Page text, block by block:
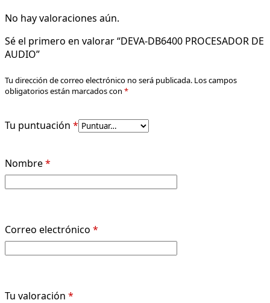
No hay valoraciones aún.
Sé el primero en valorar “DEVA-DB6400 PROCESADOR DE
AUDIO”
Tu dirección de correo electrónico no será publicada. Los campos
obligatorios están marcados con *
Tu puntuación *
Nombre*
Correo electrónico *
Tu valoración *